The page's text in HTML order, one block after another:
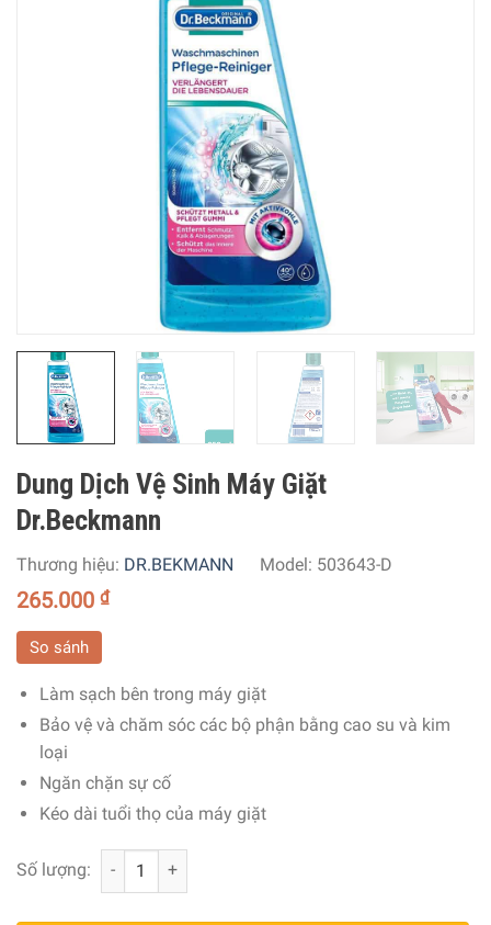
Dung Dịch Vệ Sinh Máy Giặt
Dr.Beckmann
Thương hiệu: DR.BEKMANN Model: 503643-D
265.000 ₫
So sánh
Làm sạch bên trong máy giặt
Bảo vệ và chăm sóc các bộ phận bằng cao su và kim
loại
Ngăn chặn sự cố
Kéo dài tuổi thọ của máy giặt
Số lượng: Dung Dịch Vệ Sinh Máy Giặt Dr.Beckmann số lượng